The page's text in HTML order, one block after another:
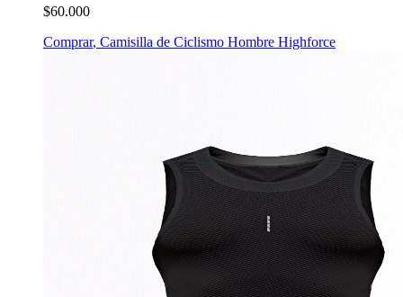
$60.000
Comprar, Camisilla de Ciclismo Hombre Highforce